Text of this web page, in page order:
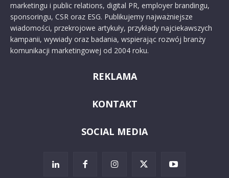
marketingu i public relations, digital PR, employer brandingu,
sponsoringu, CSR oraz ESG. Publikujemy najważniejsze
wiadomości, przekrojowe artykuły, przykłady najciekawszych
kampanii, wywiady oraz badania, wspierając rozwój branży
komunikacji marketingowej od 2004 roku.
REKLAMA
KONTAKT
SOCIAL MEDIA